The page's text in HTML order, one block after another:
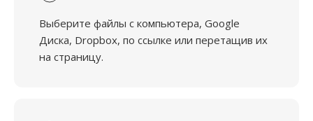
Выберите файлы с компьютера, Google
Диска, Dropbox, по ссылке или перетащив их
на страницу.